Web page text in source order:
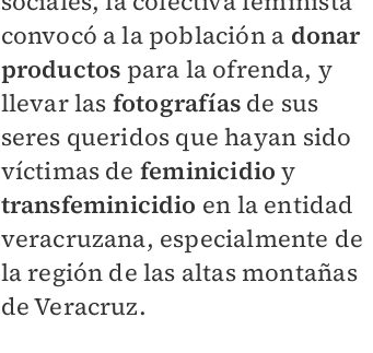
convocó a la población a donar
productos para la ofrenda, y
llevar las fotografías de sus
seres queridos que hayan sido
víctimas de feminicidio y
transfeminicidio en la entidad
veracruzana, especialmente de
la región de las altas montañas
de Veracruz.